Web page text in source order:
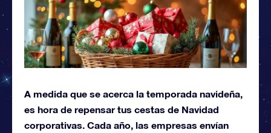
A medida que se acerca la temporada navideña,
es hora de repensar tus cestas de Navidad
corporativas. Cada año, las empresas envían